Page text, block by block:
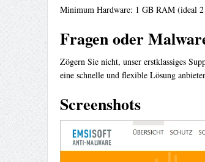
Minimum Hardware: 1 GB RAM (ideal
Fragen oder
Zögern Sie nicht, unser erstklassiges
eine schnelle und flexible Lösung
Screenshots